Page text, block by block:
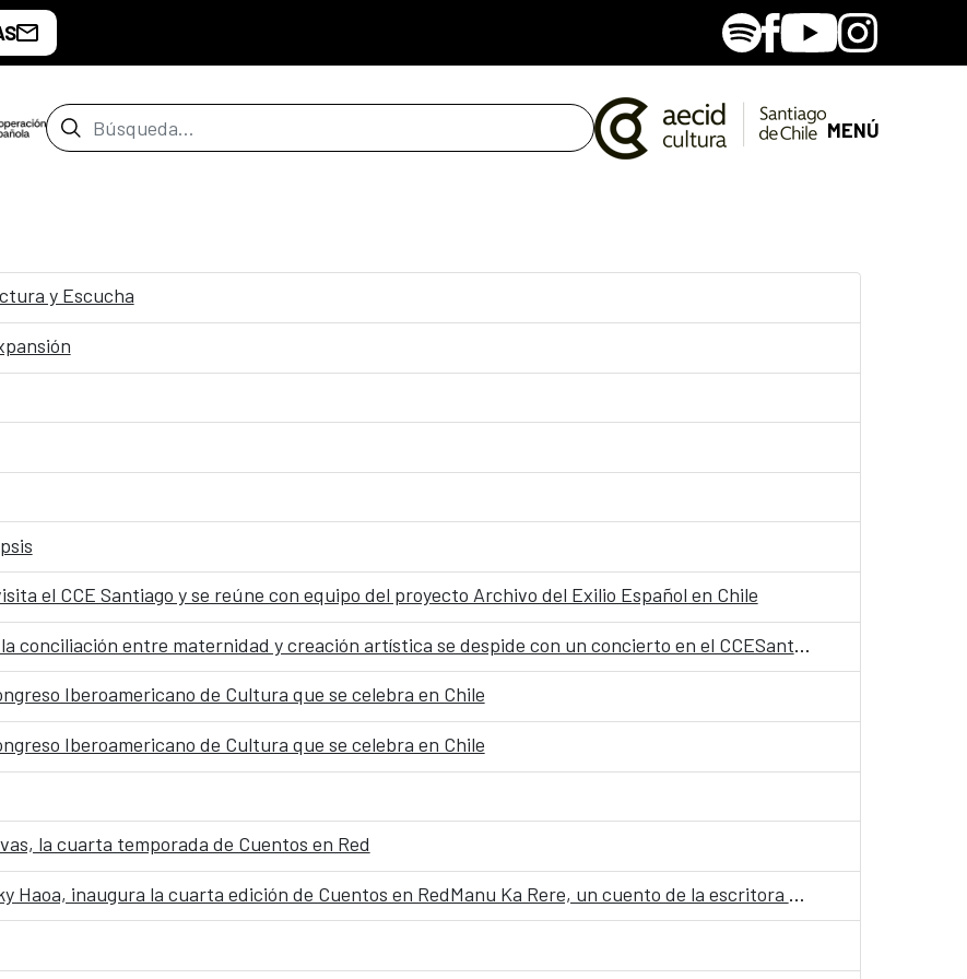
SpotifyFacebook
YoutubeInstagram
Barra de búsqueda MENÚ
y Escucha
el CCE Santiago y se reúne con equipo del proyecto Archivo del Exilio Español en Chile
“Entre: órbitas y elipsis”, la exposición sobre la conciliación entre maternidad y creación artística se despide con un concierto en el CCESantiago
Iberoamericano de Cultura que se celebra en Chile
Iberoamericano de Cultura que se celebra en Chile
la cuarta temporada de Cuentos en Red
Manu Ka Rere, un cuento de la escritora Vicky Haoa, inaugura la cuarta edición de Cuentos en RedManu Ka Rere, un cuento de la escritora Vicky Haoa, inaugura la cuarta edición de Cuentos en Red